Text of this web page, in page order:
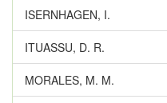
ISERNHAGEN, I.
ITUASSU, D. R.
MORALES, M. M.